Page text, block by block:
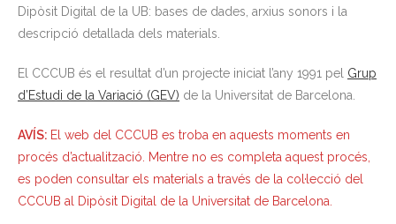
Dipòsit Digital de la UB: bases de dades, arxius sonors i la
descripció detallada dels materials.
El CCCUB és el resultat d’un projecte iniciat l’any 1991 pel Grup
d’Estudi de la Variació (GEV) de la Universitat de Barcelona.
AVÍS: El web del CCCUB es troba en aquests moments en
procés d’actualització. Mentre no es completa aquest procés,
es poden consultar els materials a través de la col·lecció del
CCCUB al Dipòsit Digital de la Universitat de Barcelona.